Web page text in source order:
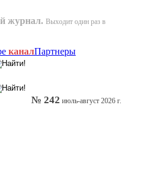
журнал. Выходит один раз в
каналПартнеры
№ 242 июль-август 2026 г.